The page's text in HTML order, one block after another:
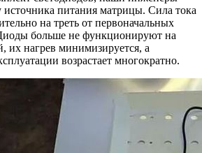
источника питания матрицы. Сила тока
на треть от первоначальных
больше не функционируют на
их нагрев минимизируется, а
возрастает многократно.